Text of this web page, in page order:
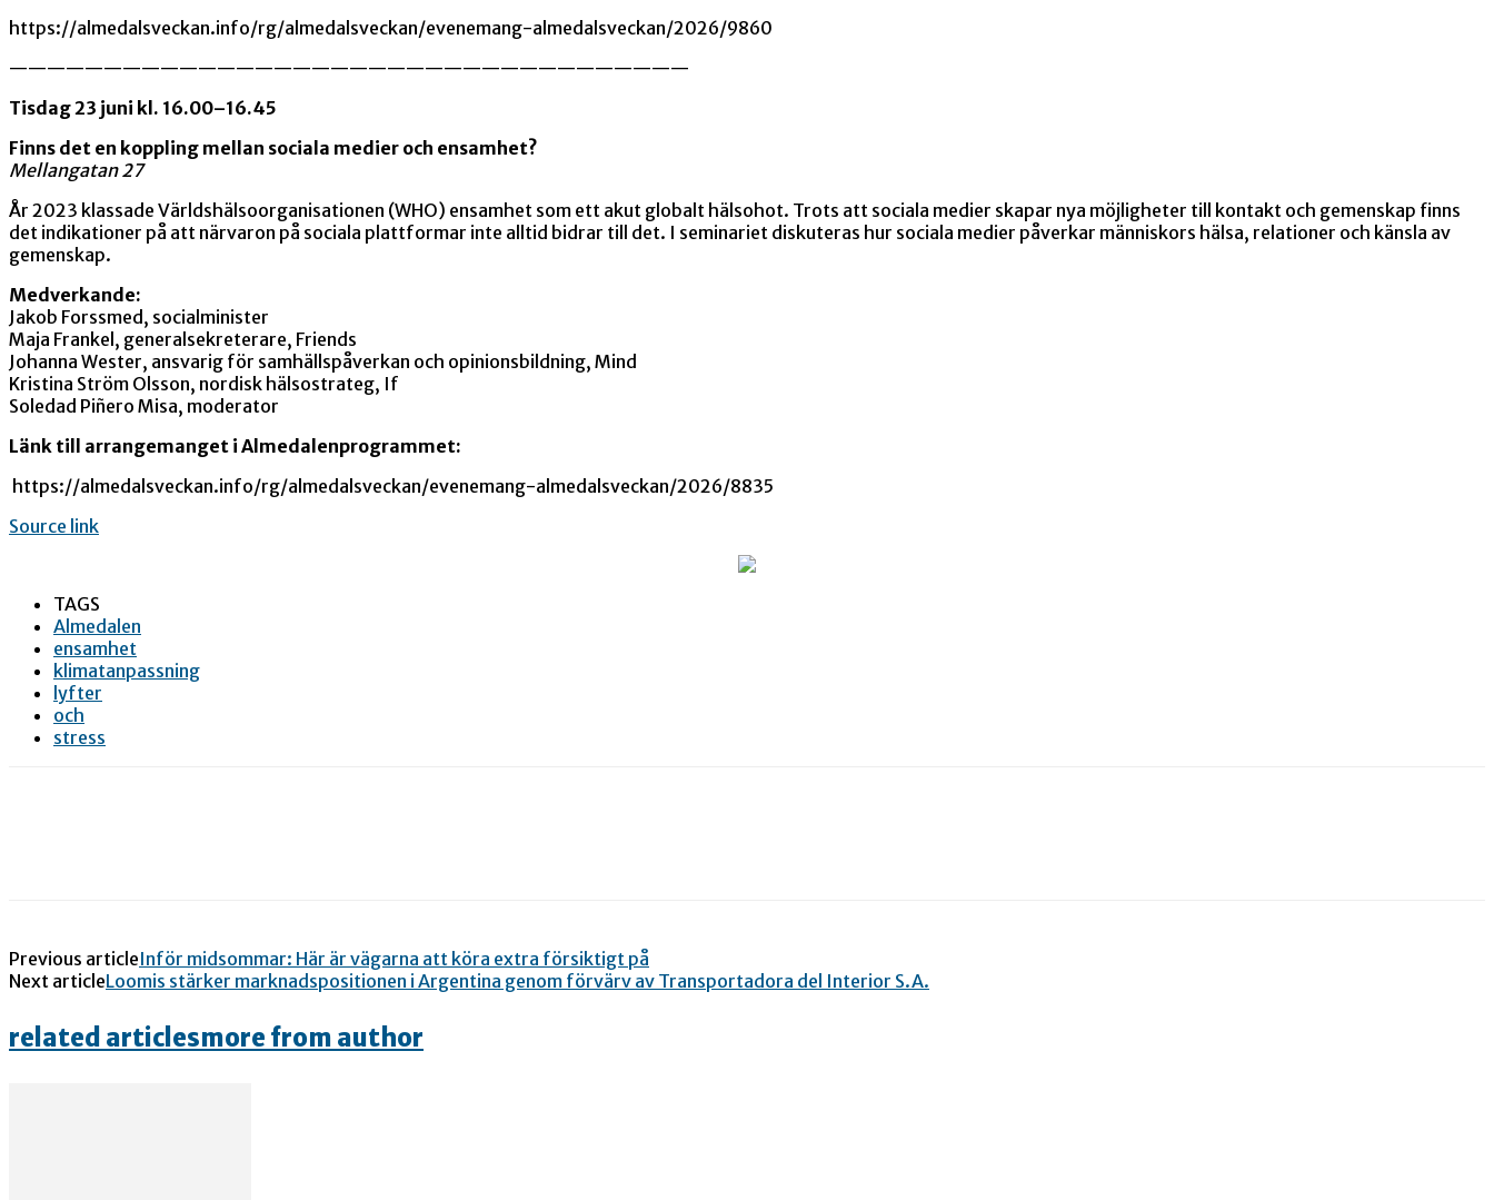
https://almedalsveckan.info/rg/almedalsveckan/evenemang-almedalsveckan/2026/9860
————————————————————————————————————
Tisdag 23 juni kl. 16.00–16.45
Finns det en koppling mellan sociala medier och ensamhet?
Mellangatan 27
År 2023 klassade Världshälsoorganisationen (WHO) ensamhet som ett akut globalt hälsohot. Trots att sociala medier skapar nya möjligheter till kontakt och gemenskap finns
det indikationer på att närvaron på sociala plattformar inte alltid bidrar till det. I seminariet diskuteras hur sociala medier påverkar människors hälsa, relationer och känsla av
gemenskap.
Medverkande:
Jakob Forssmed, socialminister
Maja Frankel, generalsekreterare, Friends
Johanna Wester, ansvarig för samhällspåverkan och opinionsbildning, Mind
Kristina Ström Olsson, nordisk hälsostrateg, If
Soledad Piñero Misa, moderator
Länk till arrangemanget i Almedalenprogrammet:
https://almedalsveckan.info/rg/almedalsveckan/evenemang-almedalsveckan/2026/8835
Source link
TAGS
Almedalen
ensamhet
klimatanpassning
lyfter
och
stress
Previous articleInför midsommar: Här är vägarna att köra extra försiktigt på
Next articleLoomis stärker marknadspositionen i Argentina genom förvärv av Transportadora del Interior S.A.
related articlesmore from author